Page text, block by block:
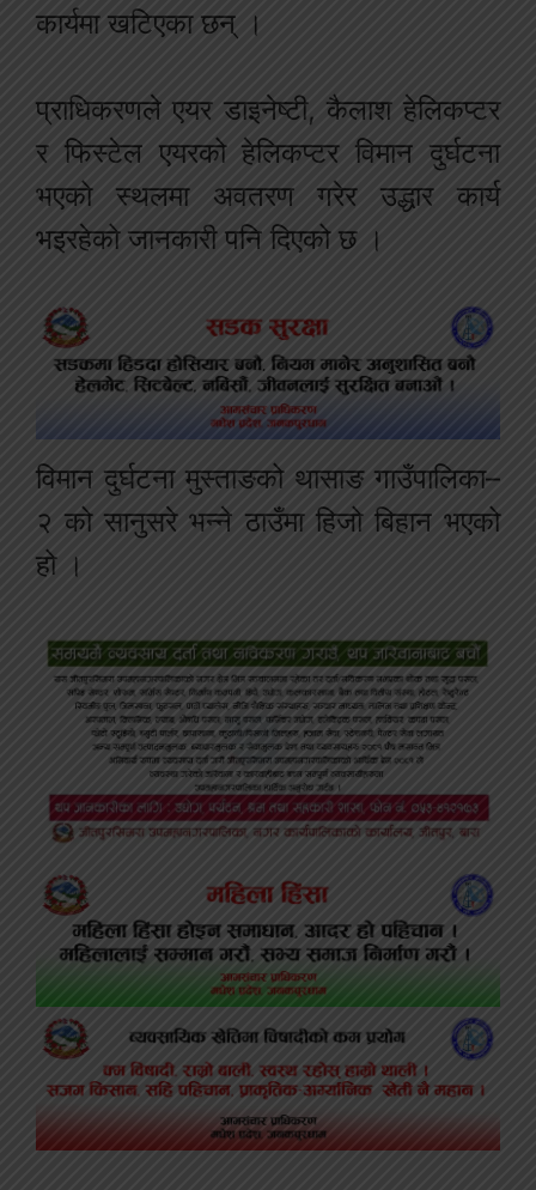
कार्यमा खटिएका छन् ।
प्राधिकरणले एयर डाइनेष्टी, कैलाश हेलिकप्टर
र फिस्टेल एयरको हेलिकप्टर विमान दुर्घटना
भएको स्थलमा अवतरण गरेर उद्धार कार्य
भइरहेको जानकारी पनि दिएको छ ।
विमान दुर्घटना मुस्ताङको थासाङ गाउँपालिका–
२ को सानुसरे भन्ने ठाउँमा हिजो बिहान भएको
हो ।